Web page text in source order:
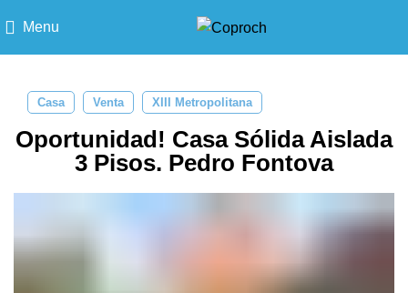
Menu
Casa Venta XIII Metropolitana
Oportunidad! Casa Sólida Aislada
3 Pisos. Pedro Fontova